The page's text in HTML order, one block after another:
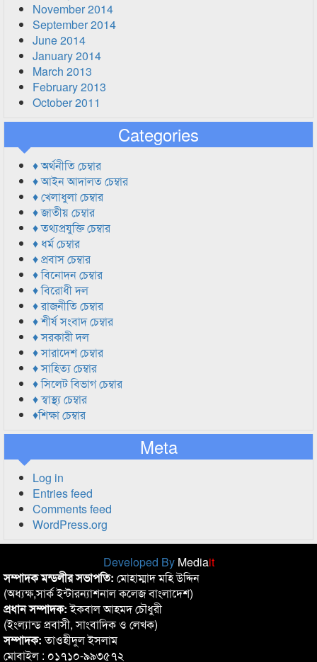
November 2014
September 2014
June 2014
January 2014
March 2013
February 2013
October 2011
Categories
♦ অর্থনীতি চেম্বার
♦ আইন আদালত চেম্বার
♦ খেলাধুলা চেম্বার
♦ জাতীয় চেম্বার
♦ তথ্যপ্রযুক্তি চেম্বার
♦ ধর্ম চেম্বার
♦ প্রবাস চেম্বার
♦ বিনোদন চেম্বার
♦ বিরোধী দল
♦ রাজনীতি চেম্বার
♦ শীর্ষ সংবাদ চেম্বার
♦ সরকারী দল
♦ সারাদেশ চেম্বার
♦ সাহিত্য চেম্বার
♦ সিলেট বিভাগ চেম্বার
♦ স্বাস্থ্য চেম্বার
♦শিক্ষা চেম্বার
Meta
Log in
Entries feed
Comments feed
WordPress.org
Developed By Mediait
সম্পাদক মন্ডলীর সভাপতি: মোহাম্মাদ মহি উদ্দিন
(অধ্যক্ষ,সার্ক ইন্টারন্যাশনাল কলেজ বাংলাদেশ)
প্রধান সম্পাদক:ইকবাল আহমদ চৌধুরী
(ইংল্যান্ড প্রবাসী, সাংবাদিক ও লেখক)
সম্পাদক:তাওহীদুল ইসলাম
মোবাইল : ০১৭১০-৯৯৩৫৭২